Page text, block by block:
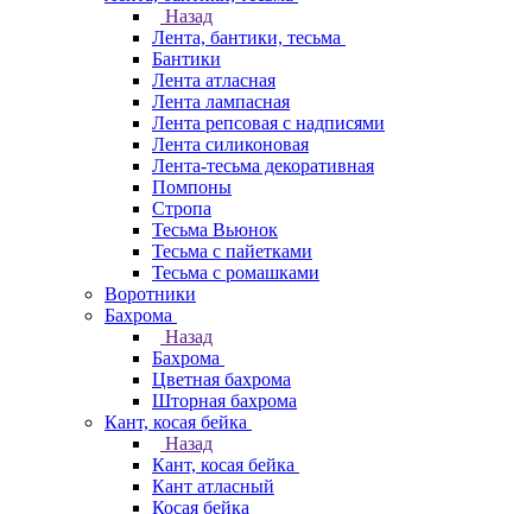
Назад
Лента, бантики, тесьма
Бантики
Лента атласная
Лента лампасная
Лента репсовая с надписями
Лента силиконовая
Лента-тесьма декоративная
Помпоны
Стропа
Тесьма Вьюнок
Тесьма с пайетками
Тесьма с ромашками
Воротники
Бахрома
Назад
Бахрома
Цветная бахрома
Шторная бахрома
Кант, косая бейка
Назад
Кант, косая бейка
Кант атласный
Косая бейка